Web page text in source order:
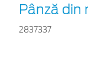
Pânză din
2837337